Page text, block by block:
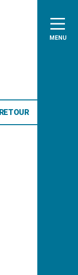
MENU
RETOUR